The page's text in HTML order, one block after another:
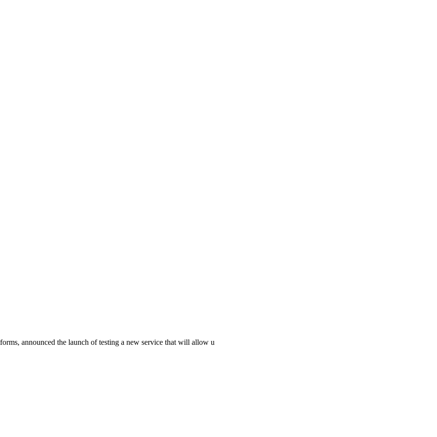
announced the launch of testing a new service that will allow u